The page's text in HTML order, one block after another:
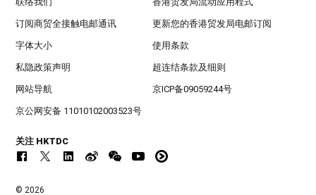
订阅商贸全接触电邮通讯 更新您的香港贸发局电邮订阅
字体大小 使用条款
私隐政策声明 超连结条款及细则
网站导航 京ICP备09059244号
京公网安备 11010102003523号
关注 HKTDC
© 2026